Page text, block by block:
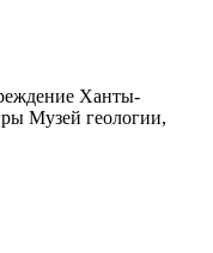
Ханты-
Музей геологии,